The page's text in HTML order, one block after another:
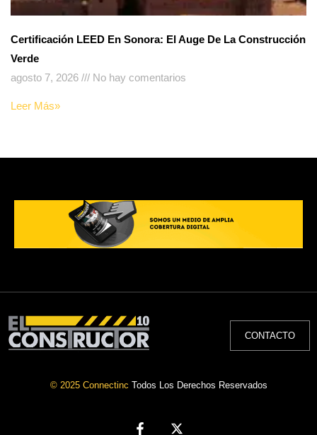
Certificación LEED En Sonora: El Auge De La Construcción
Verde
agosto 7, 2026
No hay comentarios
Leer Más»
CONTACTO
© 2025 Connectinc Todos Los Derechos Reservados